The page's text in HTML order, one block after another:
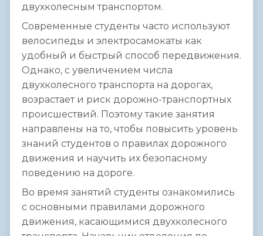
двухколесным транспортом.
Современные студенты часто используют
велосипеды и электросамокаты как
удобный и быстрый способ передвижения.
Однако, с увеличением числа
двухколесного транспорта на дорогах,
возрастает и риск дорожно-транспортных
происшествий. Поэтому такие занятия
направлены на то, чтобы повысить уровень
знаний студентов о правилах дорожного
движения и научить их безопасному
поведению на дороге.
Во время занятий студенты ознакомились
с основными правилами дорожного
движения, касающимися двухколесного